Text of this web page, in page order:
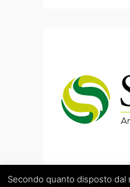
Secondo quanto disposto dal